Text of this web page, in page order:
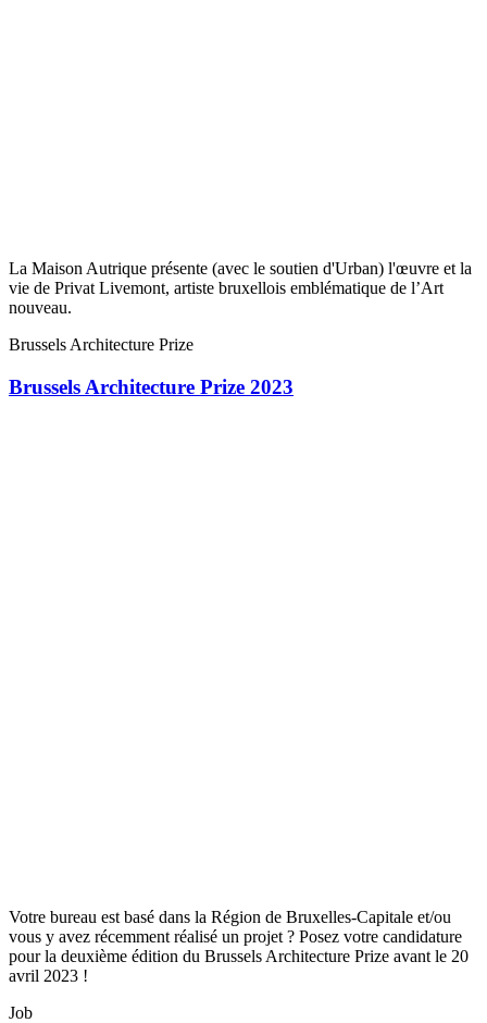
La Maison Autrique présente (avec le soutien d'Urban) l'œuvre et la
vie de Privat Livemont, artiste bruxellois emblématique de l’Art
nouveau.
Brussels Architecture Prize
Brussels Architecture Prize 2023
Votre bureau est basé dans la Région de Bruxelles-Capitale et/ou
vous y avez récemment réalisé un projet ? Posez votre candidature
pour la deuxième édition du Brussels Architecture Prize avant le 20
avril 2023 !
Job